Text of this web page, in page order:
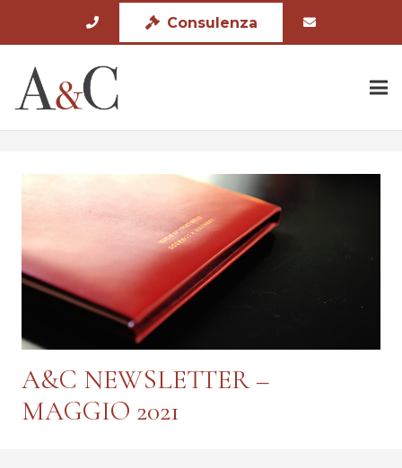
Consulenza
A&C NEWSLETTER –
MAGGIO 2021